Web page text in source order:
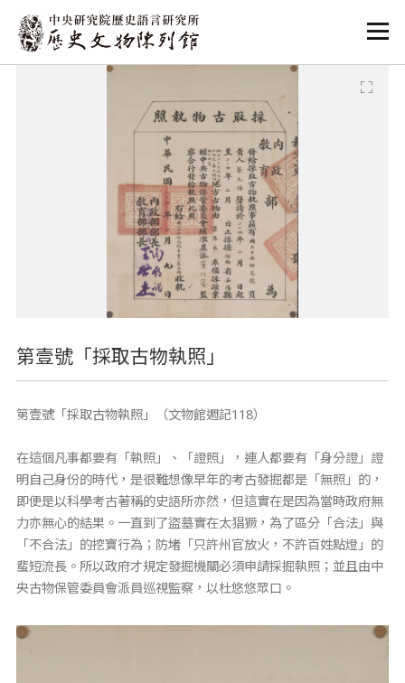
:::
:::
第壹號「採取古物執照」
第壹號「採取古物執照」（文物館週記118）
在這個凡事都要有「執照」、「證照」，連人都要有「身分證」證
明自己身份的時代，是很難想像早年的考古發掘都是「無照」的，
即便是以科學考古著稱的史語所亦然，但這實在是因為當時政府無
力亦無心的結果。一直到了盜墓實在太猖獗，為了區分「合法」與
「不合法」的挖寶行為；防堵「只許州官放火，不許百姓點燈」的
蜚短流長。所以政府才規定發掘機關必須申請採掘執照；並且由中
央古物保管委員會派員巡視監察，以杜悠悠眾口。